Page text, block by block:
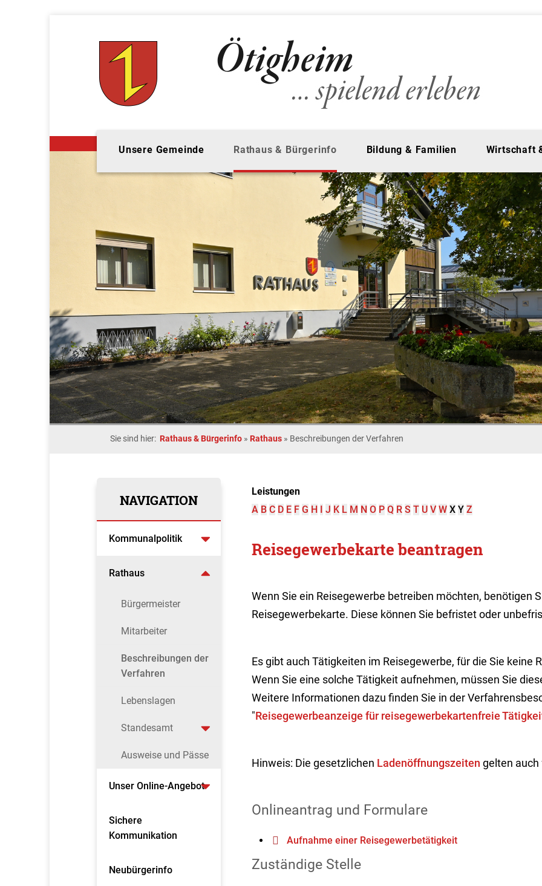
Unsere Gemeinde Rathaus & Bürgerinfo Bildung & Familien Wirtschaft
Sie sind hier: Rathaus & Bürgerinfo » Rathaus » Beschreibungen der Verfahren
NAVIGATION
Kommunalpolitik
Rathaus
Bürgermeister
Mitarbeiter
Beschreibungen der
Verfahren
Lebenslagen
Standesamt
Ausweise und Pässe
Unser Online-Angebot
Sichere
Kommunikation
Neubürgerinfo
Leistungen
A B C D E F G H I J K L M N O P Q R S T U V W X Y Z
Reisegewerbekarte beantragen
Wenn Sie ein Reisegewerbe betreiben möchten, benötigen
Reisegewerbekarte. Diese können Sie befristet oder
Es gibt auch Tätigkeiten im Reisegewerbe, für die Sie keine
Wenn Sie eine solche Tätigkeit aufnehmen, müssen Sie
Weitere Informationen dazu finden Sie in der
"Reisegewerbeanzeige für reisegewerbekartenfreie
Hinweis: Die gesetzlichen Ladenöffnungszeiten gelten auch
Onlineantrag und Formulare
Aufnahme einer Reisegewerbetätigkeit
Zuständige Stelle